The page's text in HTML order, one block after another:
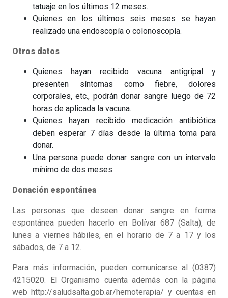
tatuaje en los últimos 12 meses.
Quienes en los últimos seis meses se hayan
realizado una endoscopía o colonoscopía.
Otros datos
Quienes hayan recibido vacuna antigripal y
presenten síntomas como fiebre, dolores
corporales, etc., podrán donar sangre luego de 72
horas de aplicada la vacuna.
Quienes hayan recibido medicación antibiótica
deben esperar 7 días desde la última toma para
donar.
Una persona puede donar sangre con un intervalo
mínimo de dos meses.
Donación espontánea
Las personas que deseen donar sangre en forma
espontánea pueden hacerlo en Bolívar 687 (Salta), de
lunes a viernes hábiles, en el horario de 7 a 17 y los
sábados, de 7 a 12.
Para más información, pueden comunicarse al (0387)
4215020. El Organismo cuenta además con la página
web http://saludsalta.gob.ar/hemoterapia/ y cuentas en